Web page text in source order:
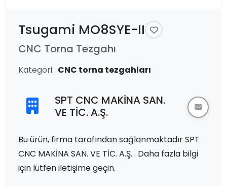
Tsugami MO8SYE-II
CNC Torna Tezgahı
Kategori: CNC torna tezgahları
SPT CNC MAKİNA SAN.
VE TİC. A.Ş.
Bu ürün, firma tarafından sağlanmaktadır SPT
CNC MAKİNA SAN. VE TİC. A.Ş. . Daha fazla bilgi
için lütfen iletişime geçin.